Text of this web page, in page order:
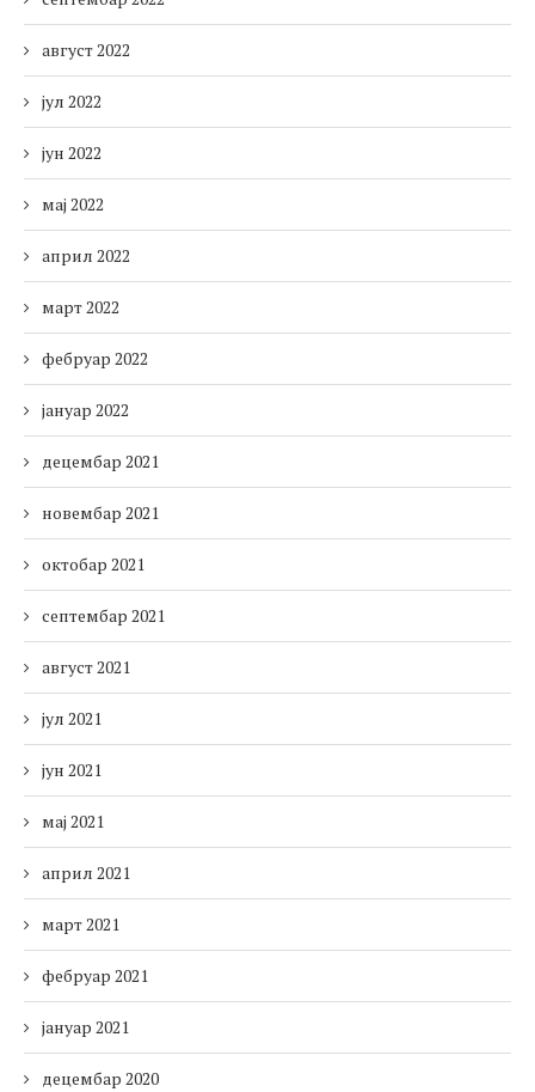
август 2022
јул 2022
јун 2022
мај 2022
април 2022
март 2022
фебруар 2022
јануар 2022
децембар 2021
новембар 2021
октобар 2021
септембар 2021
август 2021
јул 2021
јун 2021
мај 2021
април 2021
март 2021
фебруар 2021
јануар 2021
децембар 2020